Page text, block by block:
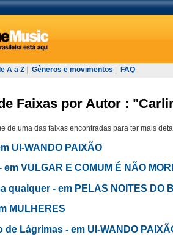
A a Z Gêneros e movimentos FAQ
Faixas por Autor :
de uma das faixas encontradas para ter mais
UI-WANDO PAIXÃO
em VULGAR E COMUM É NÃO
qualquer - em PELAS NOITES DO
MULHERES
de Lágrimas - em UI-WANDO